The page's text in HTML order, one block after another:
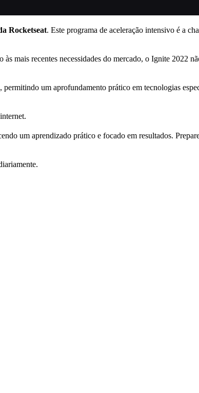
Rocketseat. Este programa de aceleração intensivo é a
mais recentes necessidades do mercado, o Ignite 2022
permitindo um aprofundamento prático em tecnologias
um aprendizado prático e focado em resultados.